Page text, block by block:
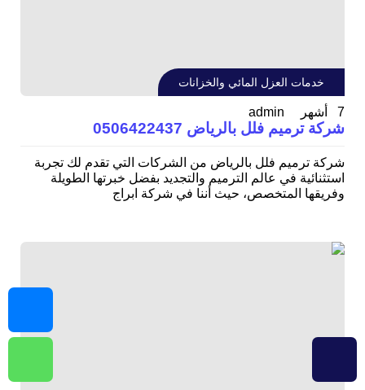
خدمات العزل المائي والخزانات
7 أشهر admin
شركة ترميم فلل بالرياض 0506422437
شركة ترميم فلل بالرياض من الشركات التي تقدم لك تجربة
استثنائية في عالم الترميم والتجديد بفضل خبرتها الطويلة
وفريقها المتخصص، حيث أننا في شركة ابراج